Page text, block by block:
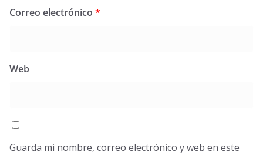
Correo electrónico *
Web
Guarda mi nombre, correo electrónico y web en este